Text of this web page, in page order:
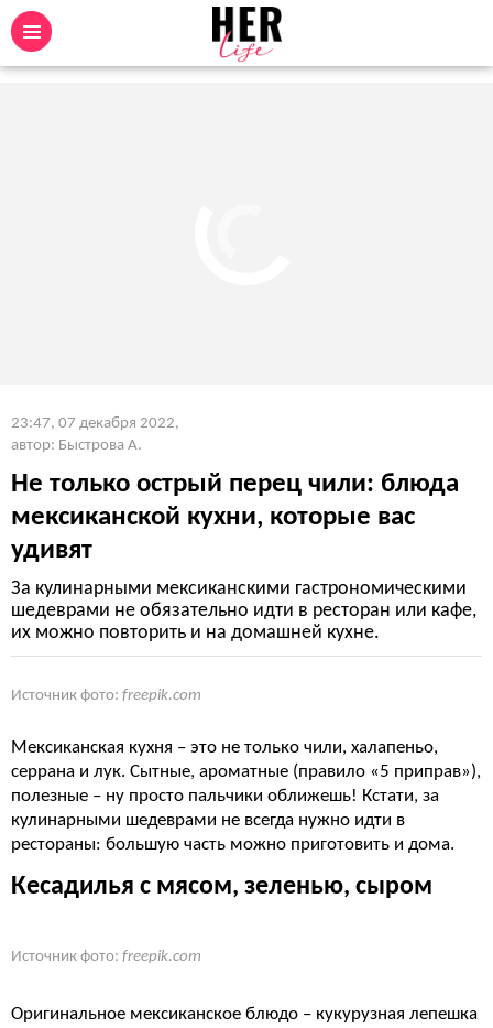
23:47, 07 декабря 2022,
автор: Быстрова А.
Не только острый перец чили: блюда
мексиканской кухни, которые вас
удивят
За кулинарными мексиканскими гастрономическими
шедеврами не обязательно идти в ресторан или кафе,
их можно повторить и на домашней кухне.
Источник фото: freepik.com
Мексиканская кухня – это не только чили, халапеньо,
серрана и лук. Сытные, ароматные (правило «5 приправ»),
полезные – ну просто пальчики оближешь! Кстати, за
кулинарными шедеврами не всегда нужно идти в
рестораны: большую часть можно приготовить и дома.
Кесадилья с мясом, зеленью, сыром
Источник фото: freepik.com
Оригинальное мексиканское блюдо – кукурузная лепешка